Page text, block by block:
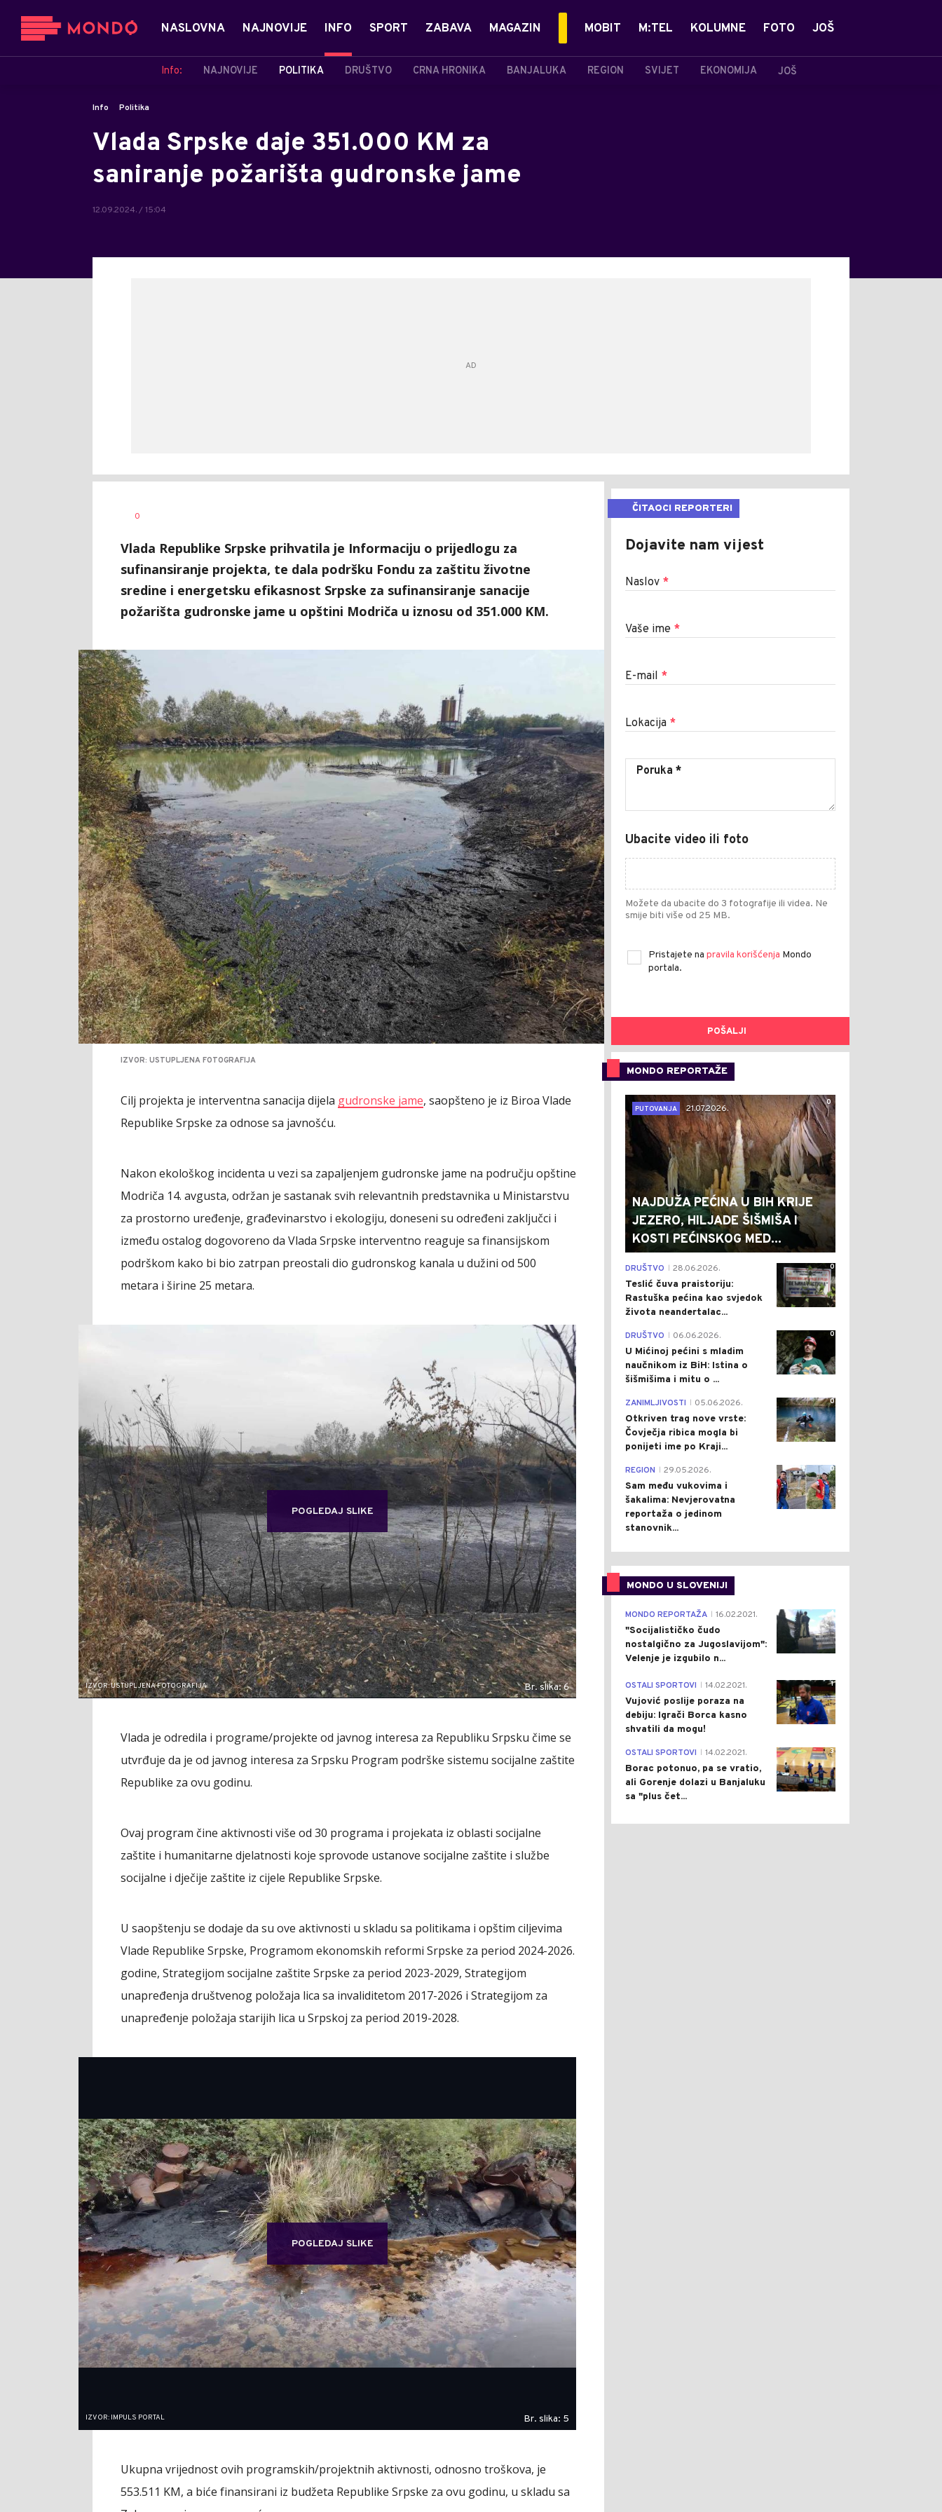
NASLOVNA NAJNOVIJE INFO
Info: NAJNOVIJE POLITIKA DRUŠTVO CRNA HRONIKA BANJALUKA REGION SVIJET EKONOMIJA JOŠ
SPORT ZABAVA MAGAZIN MOBIT M:TEL KOLUMNE FOTO JOŠ
Info Politika
Vlada Srpske daje 351.000 KM za
saniranje požarišta gudronske jame
12.09.2024. / 15:04
AUTOR
0
Vlada Republike Srpske prihvatila je Informaciju o prijedlogu za
sufinansiranje projekta, te dala podršku Fondu za zaštitu životne
sredine i energetsku efikasnost Srpske za sufinansiranje sanacije
požarišta gudronske jame u opštini Modriča u iznosu od 351.000 KM.
IZVOR: USTUPLJENA FOTOGRAFIJA
Cilj projekta je interventna sanacija dijela gudronske jame, saopšteno je iz Biroa Vlade
Republike Srpske za odnose sa javnošću.
Nakon ekološkog incidenta u vezi sa zapaljenjem gudronske jame na području opštine
Modriča 14. avgusta, održan je sastanak svih relevantnih predstavnika u Ministarstvu
za prostorno uređenje, građevinarstvo i ekologiju, doneseni su određeni zaključci i
između ostalog dogovoreno da Vlada Srpske interventno reaguje sa finansijskom
podrškom kako bi bio zatrpan preostali dio gudronskog kanala u dužini od 500
metara i širine 25 metara.
POGLEDAJ SLIKE
IZVOR: USTUPLJENA FOTOGRAFIJA Br. slika: 6
Vlada je odredila i programe/projekte od javnog interesa za Republiku Srpsku čime se
utvrđuje da je od javnog interesa za Srpsku Program podrške sistemu socijalne zaštite
Republike za ovu godinu.
Ovaj program čine aktivnosti više od 30 programa i projekata iz oblasti socijalne
zaštite i humanitarne djelatnosti koje sprovode ustanove socijalne zaštite i službe
socijalne i dječije zaštite iz cijele Republike Srpske.
U saopštenju se dodaje da su ove aktivnosti u skladu sa politikama i opštim ciljevima
Vlade Republike Srpske, Programom ekonomskih reformi Srpske za period 2024-2026.
godine, Strategijom socijalne zaštite Srpske za period 2023-2029, Strategijom
unapređenja društvenog položaja lica sa invaliditetom 2017-2026 i Strategijom za
unapređenje položaja starijih lica u Srpskoj za period 2019-2028.
POGLEDAJ SLIKE
IZVOR: IMPULS PORTAL Br. slika: 5
Ukupna vrijednost ovih programskih/projektnih aktivnosti, odnosno troškova, je
553.511 KM, a biće finansirani iz budžeta Republike Srpske za ovu godinu, u skladu sa
ČITAOCI REPORTERI
Dojavite nam vijest
Naslov *
Vaše ime *
E-mail *
Lokacija *
Ubacite video ili foto
Možete da ubacite do 3 fotografije ili videa. Ne
smije biti više od 25 MB.
Pristajete na pravila korišćenja Mondo
portala.
POŠALJI
MONDO REPORTAŽE
0
PUTOVANJA
21.07.2026.
NAJDUŽA PEĆINA U BIH KRIJE
JEZERO, HILJADE ŠIŠMIŠA I
KOSTI PEĆINSKOG MED...
0
DRUŠTVO 28.06.2026.
Teslić čuva praistoriju:
Rastuška pećina kao svjedok
života neandertalac...
0
DRUŠTVO 06.06.2026.
U Mićinoj pećini s mladim
naučnikom iz BiH: Istina o
šišmišima i mitu o ...
0
ZANIMLJIVOSTI 05.06.2026.
Otkriven trag nove vrste:
Čovječja ribica mogla bi
ponijeti ime po Kraji...
0
REGION 29.05.2026.
Sam među vukovima i
šakalima: Nevjerovatna
reportaža o jedinom
stanovnik...
MONDO U SLOVENIJI
4
MONDO REPORTAŽA 16.02.2021.
"Socijalističko čudo
nostalgično za Jugoslavijom":
Velenje je izgubilo n...
1
OSTALI SPORTOVI 14.02.2021.
Vujović poslije poraza na
debiju: Igrači Borca kasno
shvatili da mogu!
3
OSTALI SPORTOVI 14.02.2021.
Borac potonuo, pa se vratio,
ali Gorenje dolazi u Banjaluku
sa "plus čet...